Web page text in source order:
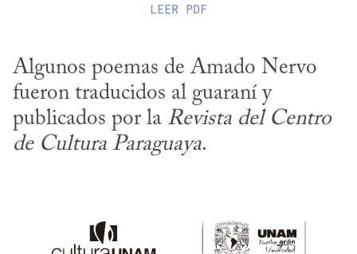
LEER PDF
Algunos poemas de Amado Nervo
fueron traducidos al guaraní y
publicados por la Revista del Centro
de Cultura Paraguaya.